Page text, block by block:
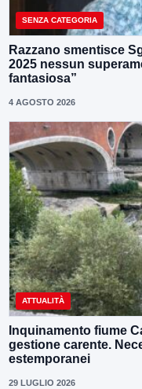
SENZA CATEGORIA
Razzano smentisce
2025 nessun
fantasiosa”
4 AGOSTO 2026
ATTUALITÀ
Inquinamento fiume
gestione carente.
estemporanei
29 LUGLIO 2026